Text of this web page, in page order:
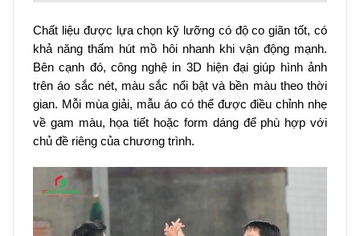
Chất liệu được lựa chọn kỹ lưỡng có độ co giãn tốt, có
khả năng thấm hút mồ hôi nhanh khi vận động mạnh.
Bên cạnh đó, công nghệ in 3D hiện đại giúp hình ảnh
trên áo sắc nét, màu sắc nổi bật và bền màu theo thời
gian. Mỗi mùa giải, mẫu áo có thể được điều chỉnh nhẹ
về gam màu, họa tiết hoặc form dáng để phù hợp với
chủ đề riêng của chương trình.